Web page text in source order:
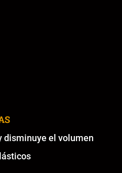
disminuye el volumen